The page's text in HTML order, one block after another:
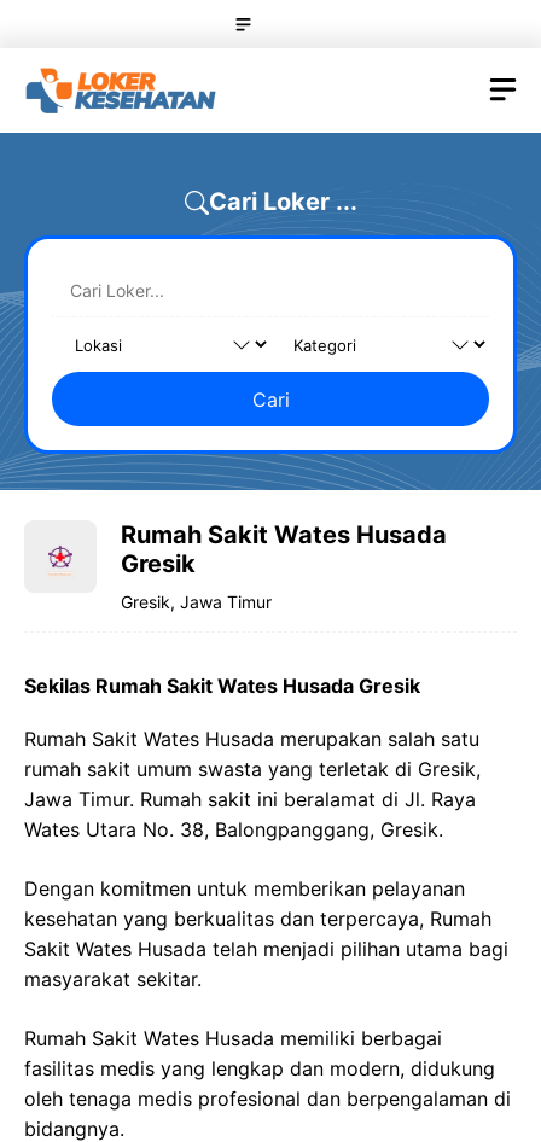
content
Cari Loker ...
Cari
Rumah Sakit Wates Husada
Gresik
Gresik, Jawa Timur
Sekilas Rumah Sakit Wates Husada Gresik
Rumah Sakit Wates Husada merupakan salah satu
rumah sakit umum swasta yang terletak di Gresik,
Jawa Timur. Rumah sakit ini beralamat di Jl. Raya
Wates Utara No. 38, Balongpanggang, Gresik.
Dengan komitmen untuk memberikan pelayanan
kesehatan yang berkualitas dan terpercaya, Rumah
Sakit Wates Husada telah menjadi pilihan utama bagi
masyarakat sekitar.
Rumah Sakit Wates Husada memiliki berbagai
fasilitas medis yang lengkap dan modern, didukung
oleh tenaga medis profesional dan berpengalaman di
bidangnya.